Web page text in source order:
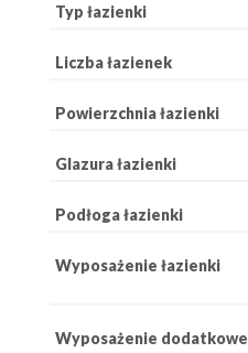
Typ łazienki
Liczba łazienek
Powierzchnia łazienki
Glazura łazienki
Podłoga łazienki
Wyposażenie łazienki
Wyposażenie dodatkowe